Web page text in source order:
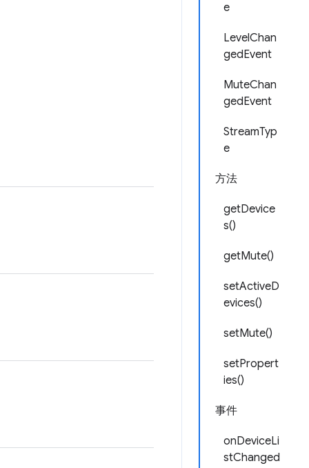
e
LevelChan
gedEvent
MuteChan
gedEvent
StreamTyp
e
方法
getDevice
s()
getMute()
setActiveD
evices()
setMute()
setPropert
ies()
事件
onDeviceLi
stChanged